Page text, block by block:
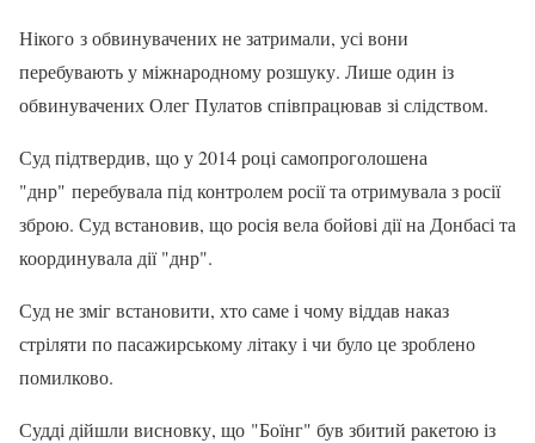
Нікого з обвинувачених не затримали, усі вони
перебувають у міжнародному розшуку. Лише один із
обвинувачених Олег Пулатов співпрацював зі слідством.
Суд підтвердив, що у 2014 році самопроголошена
"днр" перебувала під контролем росії та отримувала з росії
зброю. Суд встановив, що росія вела бойові дії на Донбасі та
координувала дії "днр".
Суд не зміг встановити, хто саме і чому віддав наказ
стріляти по пасажирському літаку і чи було це зроблено
помилково.
Судді дійшли висновку, що "Боїнг" був збитий ракетою із